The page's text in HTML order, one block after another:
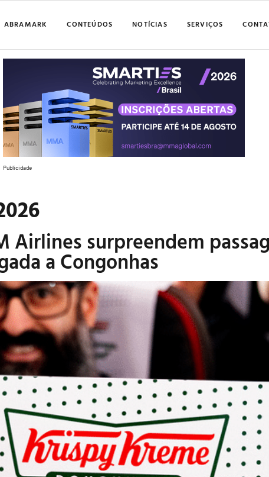
ABRAMARK CONTEÚDOS NOTÍCIAS SERVIÇOS
Publicidade
Airlines surpreendem
a Congonhas